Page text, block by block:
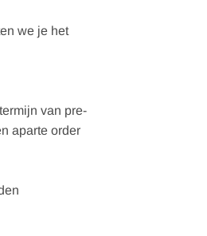
we je het
van pre-
aparte order